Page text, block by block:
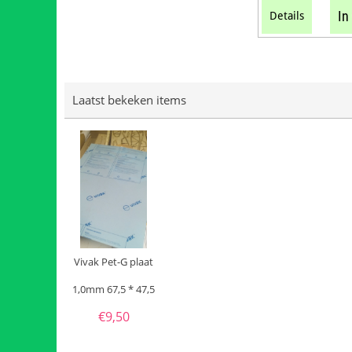
Details In
Laatst bekeken items
Vivak Pet-G plaat
1,0mm 67,5 * 47,5
€9,50